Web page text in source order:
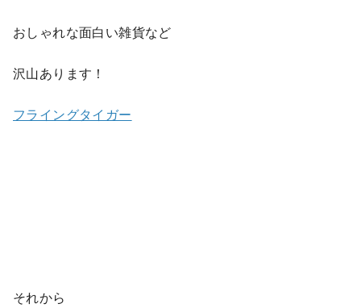
おしゃれな面白い雑貨など
沢山あります！
フライングタイガー
それから